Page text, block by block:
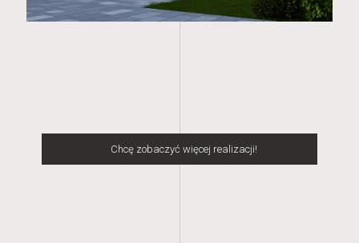
Chcę zobaczyć więcej realizacji!